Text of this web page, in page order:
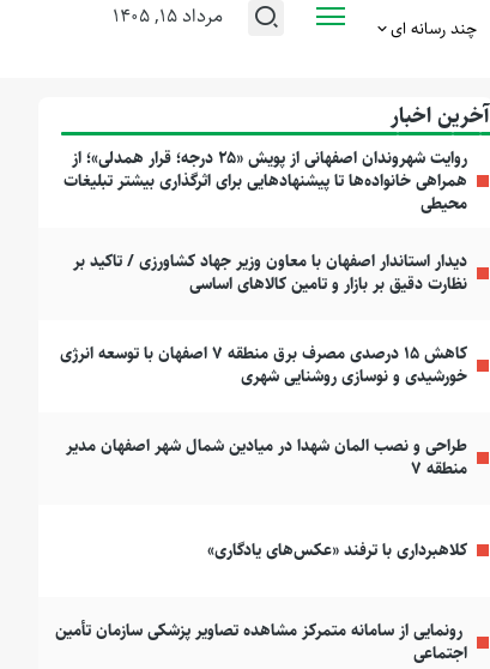
چند رسانه ای مرداد ۱۵, ۱۴۰۵
آخرین اخبار
روایت شهروندان اصفهانی از پویش «۲۵ درجه؛ قرار همدلی»؛ از
همراهی خانواده‌ها تا پیشنهادهایی برای اثرگذاری بیشتر تبلیغات
محیطی
دیدار استاندار اصفهان با معاون وزیر جهاد کشاورزی / تاکید بر
نظارت دقیق بر بازار و تامین کالاهای اساسی
کاهش ۱۵ درصدی مصرف برق منطقه ۷ اصفهان با توسعه انرژی
خورشیدی و نوسازی روشنایی شهری
طراحی و نصب المان شهدا در میادین شمال شهر اصفهان مدیر
منطقه ۷
کلاهبرداری با ترفند «عکس‌های یادگاری»
رونمایی از سامانه متمرکز مشاهده تصاویر پزشکی سازمان تأمین
اجتماعی